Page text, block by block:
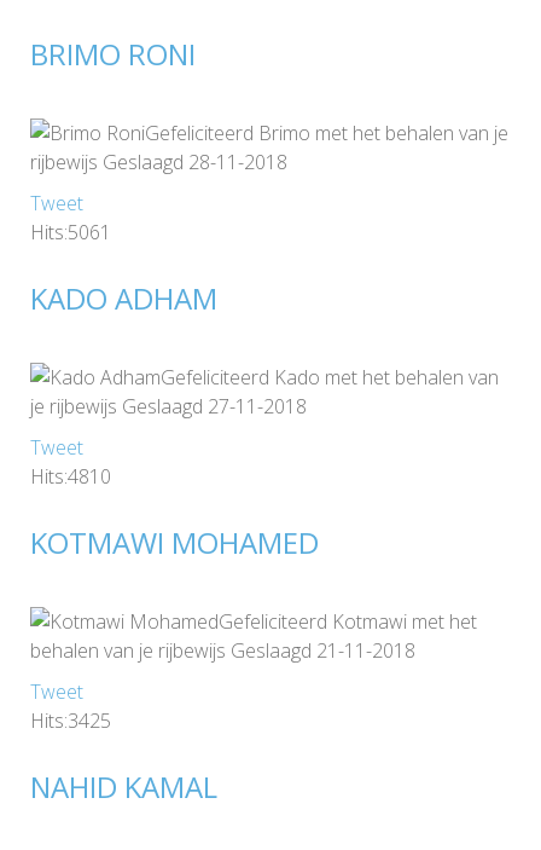
BRIMO RONI
Gefeliciteerd Brimo met het behalen van je
rijbewijs Geslaagd 28-11-2018
Tweet
Hits:5061
KADO ADHAM
Gefeliciteerd Kado met het behalen van
je rijbewijs Geslaagd 27-11-2018
Tweet
Hits:4810
KOTMAWI MOHAMED
Gefeliciteerd Kotmawi met het
behalen van je rijbewijs Geslaagd 21-11-2018
Tweet
Hits:3425
NAHID KAMAL